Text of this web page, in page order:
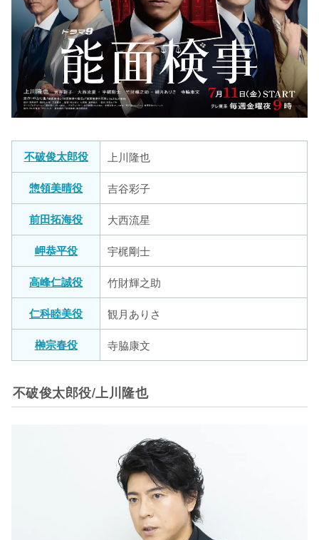
不破俊太郎役
上川隆也
惣領美晴役
吉谷彩子
前田拓海役
大西流星
岬恭平役
宇梶剛士
高峰仁誠役
竹財輝之助
仁科睦美役
観月ありさ
榊宗春役
寺脇康文
不破俊太郎役/上川隆也